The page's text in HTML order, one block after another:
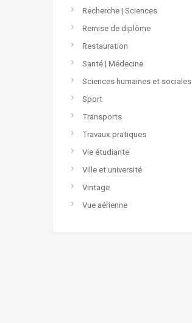
Recherche | Sciences
Remise de diplôme
Restauration
Santé | Médecine
Sciences humaines et sociales
Sport
Transports
Travaux pratiques
Vie étudiante
Ville et université
Vintage
Vue aérienne